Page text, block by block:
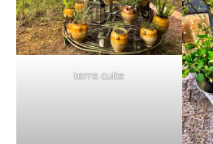
terre cuite